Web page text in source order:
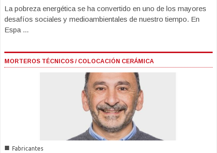
La pobreza energética se ha convertido en uno de los mayores
desafíos sociales y medioambientales de nuestro tiempo. En
Espa ...
MORTEROS TÉCNICOS / COLOCACIÓN CERÁMICA
■ Fabricantes